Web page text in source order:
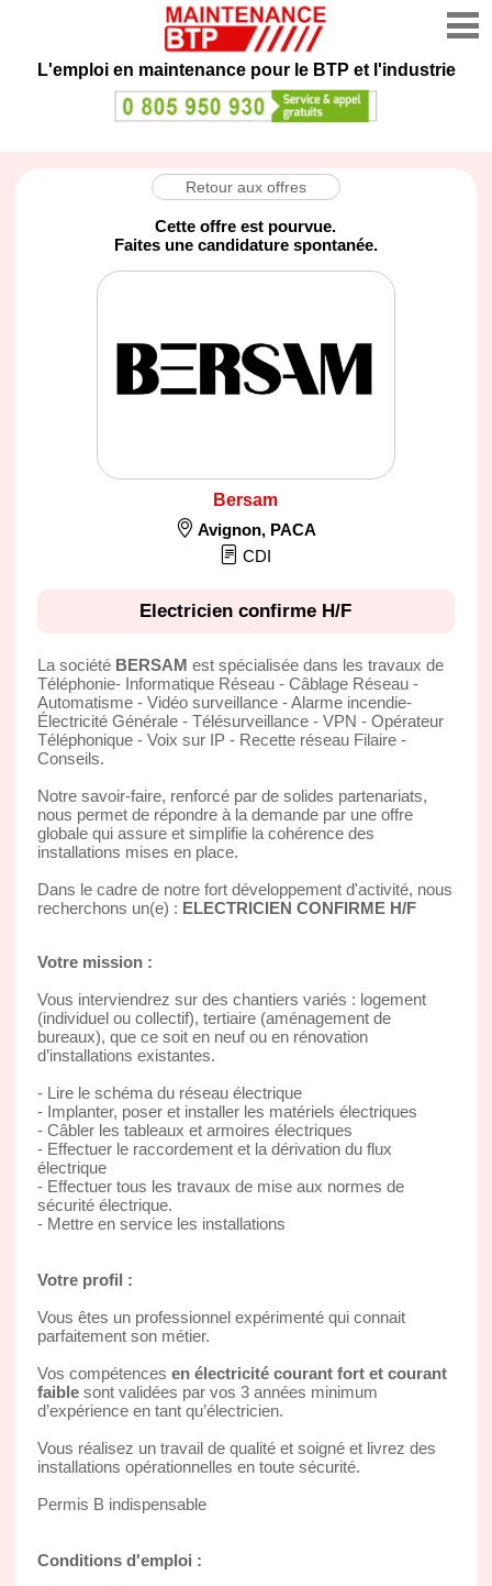
L'emploi en maintenance pour le BTP et l'industrie
Retour aux offres
Cette offre est pourvue.
Faites une candidature spontanée.
Bersam
Avignon, PACA
CDI
Electricien confirme H/F
La société BERSAM est spécialisée dans les travaux de
Téléphonie- Informatique Réseau - Câblage Réseau -
Automatisme - Vidéo surveillance - Alarme incendie-
Électricité Générale - Télésurveillance - VPN - Opérateur
Téléphonique - Voix sur IP - Recette réseau Filaire -
Conseils.
Notre savoir-faire, renforcé par de solides partenariats,
nous permet de répondre à la demande par une offre
globale qui assure et simplifie la cohérence des
installations mises en place.
Dans le cadre de notre fort développement d'activité, nous
recherchons un(e) : ELECTRICIEN CONFIRME H/F
Votre mission :
Vous interviendrez sur des chantiers variés : logement
(individuel ou collectif), tertiaire (aménagement de
bureaux), que ce soit en neuf ou en rénovation
d’installations existantes.
- Lire le schéma du réseau électrique
- Implanter, poser et installer les matériels électriques
- Câbler les tableaux et armoires électriques
- Effectuer le raccordement et la dérivation du flux
électrique
- Effectuer tous les travaux de mise aux normes de
sécurité électrique.
- Mettre en service les installations
Votre profil :
Vous êtes un professionnel expérimenté qui connait
parfaitement son métier.
Vos compétences en électricité courant fort et courant
faiblesont validées par vos 3 années minimum
d’expérience en tant qu’électricien.
Vous réalisez un travail de qualité et soigné et livrez des
installations opérationnelles en toute sécurité.
Permis B indispensable
Conditions d'emploi :